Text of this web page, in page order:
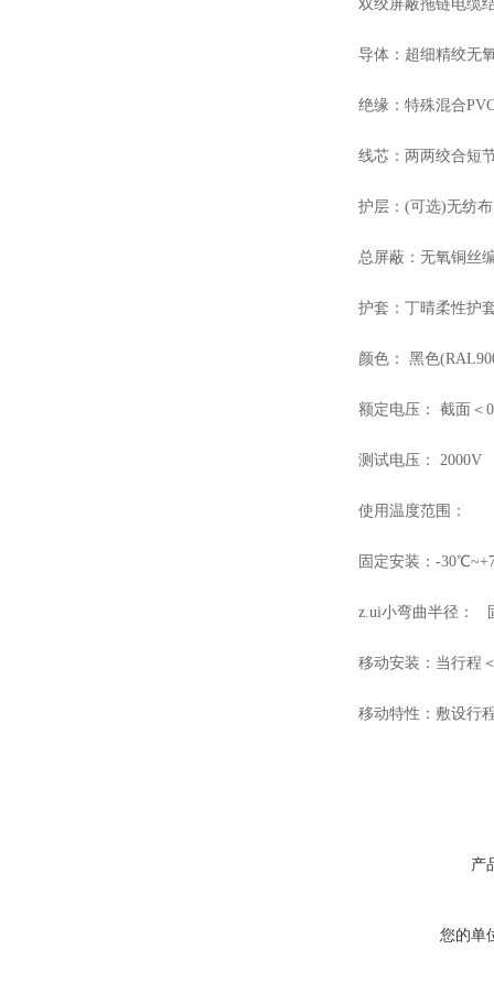
双绞屏蔽拖链电缆
导体：超细精绞无
绝缘：特殊混合
线芯：两两绞合短
护层：(可选)无纺布
总屏蔽：无氧铜丝
护套：丁晴柔性护
颜色： 黑色
额定电压： 截面
测试电压： 2000V
使用温度范围：
固定安装：-
z.ui小弯曲半径
移动安装：当行
移动特性：敷设行
产
您的单